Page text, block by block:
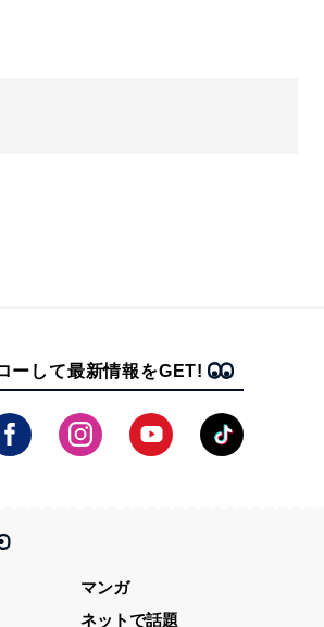
ーして最新情報をGET!
マンガ
ネットで話題